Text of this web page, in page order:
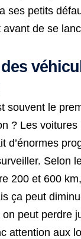
ses petits
de se
souvent le
? Les voitures
d’énormes
Selon
200 et 600
ça peut
on peut perdre
attention aux